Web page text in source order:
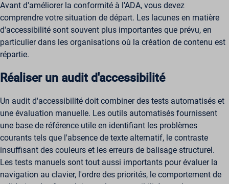
Avant d'améliorer la conformité à l'ADA, vous devez
comprendre votre situation de départ. Les lacunes en matière
d'accessibilité sont souvent plus importantes que prévu, en
particulier dans les organisations où la création de contenu est
répartie.
Réaliser un audit d'accessibilité
Un audit d'accessibilité doit combiner des tests automatisés et
une évaluation manuelle. Les outils automatisés fournissent
une base de référence utile en identifiant les problèmes
courants tels que l'absence de texte alternatif, le contraste
insuffisant des couleurs et les erreurs de balisage structurel.
Les tests manuels sont tout aussi importants pour évaluer la
navigation au clavier, l'ordre des priorités, le comportement de